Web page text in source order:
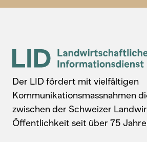
Der LID fördert mit vielfältigen
Kommunikationsmassnahmen
zwischen der Schweizer
Öffentlichkeit seit über 75